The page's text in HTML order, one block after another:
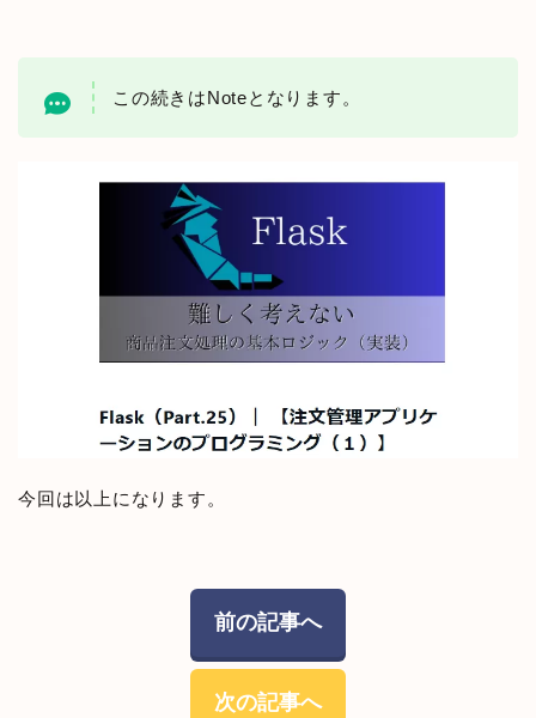
この続きはNoteとなります。
今回は以上になります。
前の記事へ
次の記事へ